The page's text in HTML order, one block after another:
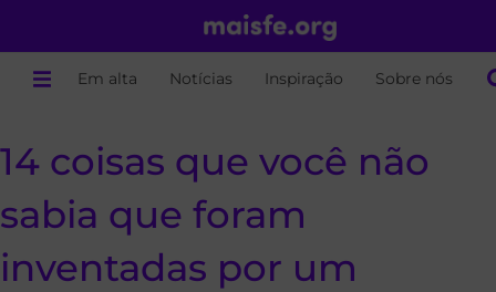
Em alta Notícias Inspiração Sobre nós
14 coisas que você não
sabia que foram
inventadas por um